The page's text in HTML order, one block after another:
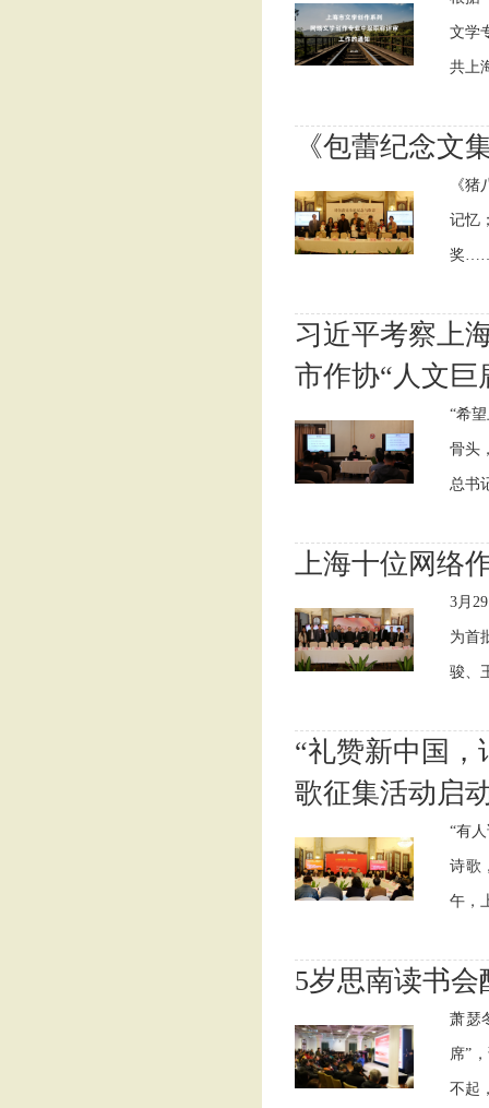
文学
共上
《包蕾纪念文
《
记忆
奖……
习近平考察上
市作协“人文巨
“希
骨头
总书
上海十位网络
3月
为首
骏、
“礼赞新中国
歌征集活动启
“有
诗歌
午，
5岁思南读书
萧瑟
席”
不起